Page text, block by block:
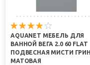
AQUANET МЕБЕЛЬ ДЛЯ
ВАННОЙ ВЕГА 2.0 60 FLAT
ПОДВЕСНАЯ МИСТИ ГРИН
МАТОВАЯ